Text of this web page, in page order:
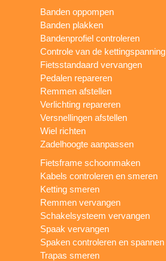
Banden oppompen
Banden plakken
Bandenprofiel controleren
Controle van de kettingspanning
Fietsstandaard vervangen
Pedalen repareren
Remmen afstellen
Verlichting repareren
Versnellingen afstellen
Wiel richten
Zadelhoogte aanpassen
Fietsframe schoonmaken
Kabels controleren en smeren
Ketting smeren
Remmen vervangen
Schakelsysteem vervangen
Spaak vervangen
Spaken controleren en spannen
Trapas smeren